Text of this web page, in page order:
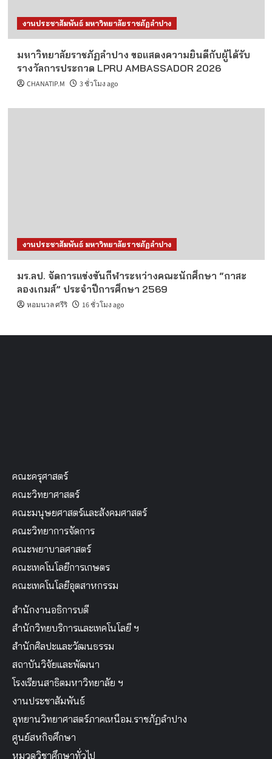
งานประชาสัมพันธ์ มหาวิทยาลัยราชภัฏลำปาง
มหาวิทยาลัยราชภัฏลำปาง ขอแสดงความยินดีกับผู้ได้รับ
รางวัลการประกวด LPRU AMBASSADOR 2026
CHANATIP.M 3 ชั่วโมง ago
งานประชาสัมพันธ์ มหาวิทยาลัยราชภัฏลำปาง
มร.ลป. จัดการแข่งขันกีฬาระหว่างคณะนักศึกษา “กาสะ
ลองเกมส์” ประจำปีการศึกษา 2569
หอมนวล ศรีริ 16 ชั่วโมง ago
คณะครุศาสตร์
คณะวิทยาศาสตร์
คณะมนุษยศาสตร์และสังคมศาสตร์
คณะวิทยาการจัดการ
คณะพยาบาลศาสตร์
คณะเทคโนโลยีการเกษตร
คณะเทคโนโลยีอุตสาหกรรม
สำนักงานอธิการบดี
สำนักวิทยบริการและเทคโนโลยี ฯ
สำนักศิลปะและวัฒนธรรม
สถาบันวิจัยและพัฒนา
โรงเรียนสาธิตมหาวิทยาลัย ฯ
งานประชาสัมพันธ์
อุทยานวิทยาศาสตร์ภาคเหนือม.ราชภัฏลำปาง
ศูนย์สหกิจศึกษา
หมวดวิชาศึกษาทั่วไป